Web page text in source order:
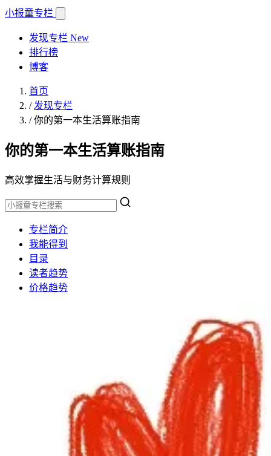
小报童专栏
发现专栏 New
排行榜
博客
首页
/ 发现专栏
/你的第一本生活算账指南
你的第一本生活算账指南
高效掌握生活与财务计算规则
专栏简介
我能得到
目录
读者趋势
价格趋势